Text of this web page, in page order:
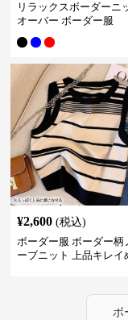
リラックスボーダーニ
オーバー ボーダー服
¥2,600 (税込)
ボーダー服 ボーダー柄
ーブニット 上品キレイ
ボ